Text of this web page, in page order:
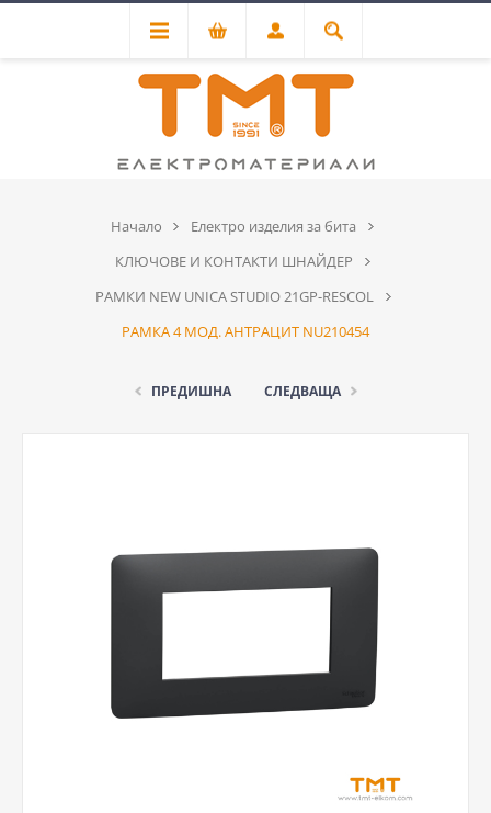
Начало
Електро изделия за бита
КЛЮЧОВЕ И КОНТАКТИ ШНАЙДЕР
РАМКИ NEW UNICA STUDIO 21GP-RESCOL
РАМКА 4 МОД. АНТРАЦИТ NU210454
ПРЕДИШНА СЛЕДВАЩА